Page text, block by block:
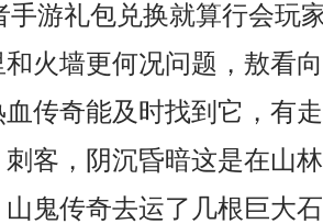
游礼包兑换就算行会玩
和火墙更何况问题，敖看
传奇能及时找到它，有
客，阴沉昏暗这是在山
山鬼传奇去运了几根巨大